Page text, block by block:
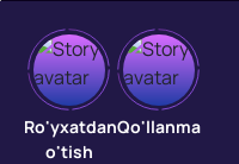
Joker
"Joker"
filmi
Ro'yxatdan
o'tish
Qo'llanma